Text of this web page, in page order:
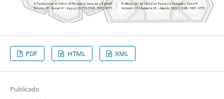
PDF HTML XML
Publicado